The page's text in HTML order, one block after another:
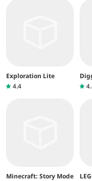
Exploration Lite
4.4
Minecraft: Story Mode